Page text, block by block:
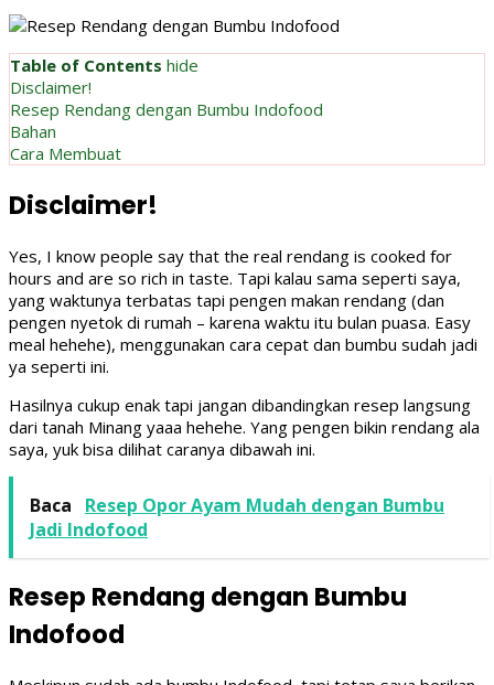
Table of Contents hide
Disclaimer!
Resep Rendang dengan Bumbu Indofood
Bahan
Cara Membuat
Disclaimer!
Yes, I know people say that the real rendang is cooked for
hours and are so rich in taste. Tapi kalau sama seperti saya,
yang waktunya terbatas tapi pengen makan rendang (dan
pengen nyetok di rumah – karena waktu itu bulan puasa. Easy
meal hehehe), menggunakan cara cepat dan bumbu sudah jadi
ya seperti ini.
Hasilnya cukup enak tapi jangan dibandingkan resep langsung
dari tanah Minang yaaa hehehe. Yang pengen bikin rendang ala
saya, yuk bisa dilihat caranya dibawah ini.
Baca
Resep Opor Ayam Mudah dengan Bumbu
Jadi Indofood
Resep Rendang dengan Bumbu
Indofood